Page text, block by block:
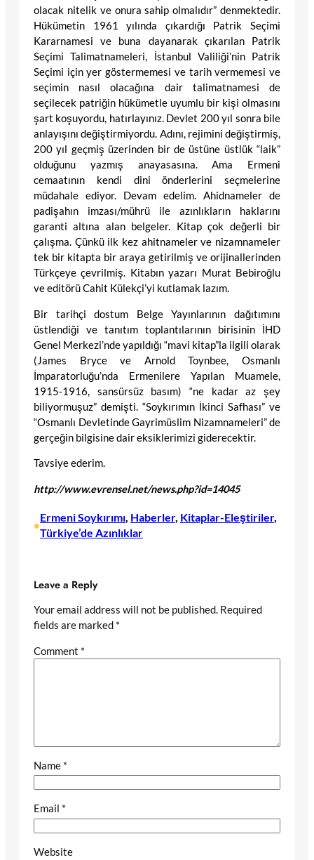
olacak nitelik ve onura sahip olmalıdır” denmektedir.
Hükümetin 1961 yılında çıkardığı Patrik Seçimi
Kararnamesi ve buna dayanarak çıkarılan Patrik
Seçimi Talimatnameleri, İstanbul Valiliği’nin Patrik
Seçimi için yer göstermemesi ve tarih vermemesi ve
seçimin nasıl olacağına dair talimatnamesi de
seçilecek patriğin hükümetle uyumlu bir kişi olmasını
şart koşuyordu, hatırlayınız. Devlet 200 yıl sonra bile
anlayışını değiştirmiyordu. Adını, rejimini değiştirmiş,
200 yıl geçmiş üzerinden bir de üstüne üstlük “laik”
olduğunu yazmış anayasasına. Ama Ermeni
cemaatının kendi dini önderlerini seçmelerine
müdahale ediyor. Devam edelim. Ahidnameler de
padişahın imzası/mührü ile azınlıkların haklarını
garanti altına alan belgeler. Kitap çok değerli bir
çalışma. Çünkü ilk kez ahitnameler ve nizamnameler
tek bir kitapta bir araya getirilmiş ve orijinallerinden
Türkçeye çevrilmiş. Kitabın yazarı Murat Bebiroğlu
ve editörü Cahit Külekçi’yi kutlamak lazım.
Bir tarihçi dostum Belge Yayınlarının dağıtımını
üstlendiği ve tanıtım toplantılarının birisinin İHD
Genel Merkezi’nde yapıldığı “mavi kitap”la ilgili olarak
(James Bryce ve Arnold Toynbee, Osmanlı
İmparatorluğu’nda Ermenilere Yapılan Muamele,
1915-1916, sansürsüz basım) “ne kadar az şey
biliyormuşuz” demişti. “Soykırımın İkinci Safhası” ve
“Osmanlı Devletinde Gayrimüslim Nizamnameleri” de
gerçeğin bilgisine dair eksiklerimizi giderecektir.
Tavsiye ederim.
http://www.evrensel.net/news.php?id=14045
•
Ermeni Soykırımı, Haberler, Kitaplar-Eleştiriler
Türkiye’de Azınlıklar
Leave a Reply
Your email address will not be published. Required
fields are marked *
Comment *
Name *
Email *
Website